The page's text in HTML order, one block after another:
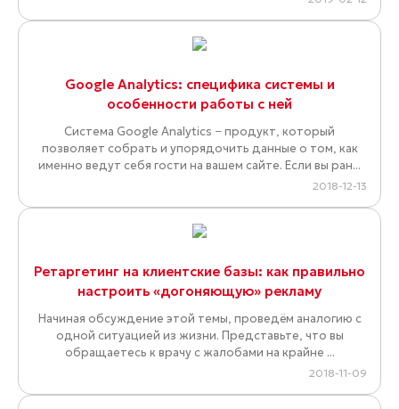
Google Analytics: специфика системы и
особенности работы с ней
Система Google Analytics − продукт, который
позволяет собрать и упорядочить данные о том, как
именно ведут себя гости на вашем сайте. Если вы ран...
2018-12-13
Ретаргетинг на клиентские базы: как правильно
настроить «догоняющую» рекламу
Начиная обсуждение этой темы, проведём аналогию с
одной ситуацией из жизни. Представьте, что вы
обращаетесь к врачу с жалобами на крайне ...
2018-11-09